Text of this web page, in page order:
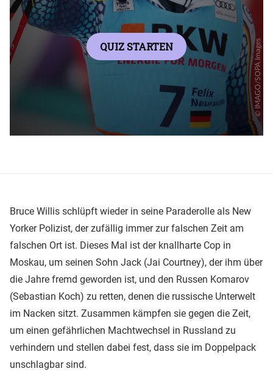
Bruce Willis schlüpft wieder in seine Paraderolle als New
Yorker Polizist, der zufällig immer zur falschen Zeit am
falschen Ort ist. Dieses Mal ist der knallharte Cop in
Moskau, um seinen Sohn Jack (Jai Courtney), der ihm über
die Jahre fremd geworden ist, und den Russen Komarov
(Sebastian Koch) zu retten, denen die russische Unterwelt
im Nacken sitzt. Zusammen kämpfen sie gegen die Zeit,
um einen gefährlichen Machtwechsel in Russland zu
verhindern und stellen dabei fest, dass sie im Doppelpack
unschlagbar sind.